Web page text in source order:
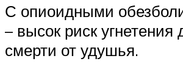
С опиоидными
– высок риск угнетения
смерти от удушья.